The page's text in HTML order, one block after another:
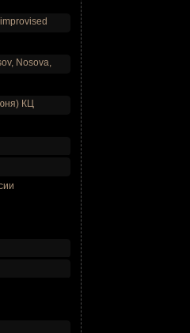
Nosova,
КЦ